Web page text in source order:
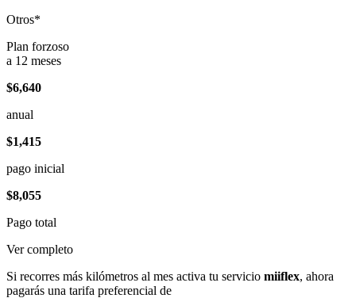
Otros*
Plan forzoso
a 12 meses
$6,640
anual
$1,415
pago inicial
$8,055
Pago total
Ver completo
Si recorres más kilómetros al mes activa tu servicio miiflex, ahora
pagarás una tarifa preferencial de